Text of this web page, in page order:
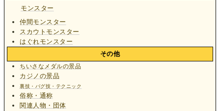
モンスター
仲間モンスター
スカウトモンスター
はぐれモンスター
その他
ちいさなメダルの景品
カジノの景品
裏技・バグ技・テクニック
俗称・通称
関連人物・団体